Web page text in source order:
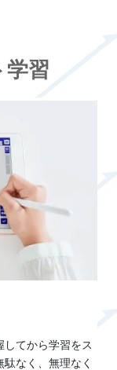
学習
てから学習をス
なく、無理なく